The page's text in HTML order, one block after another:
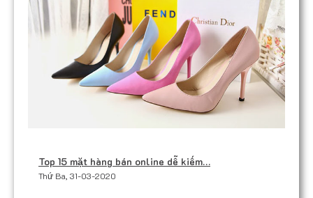
Top 15 mặt hàng bán online dễ kiếm…
Thứ Ba, 31-03-2020